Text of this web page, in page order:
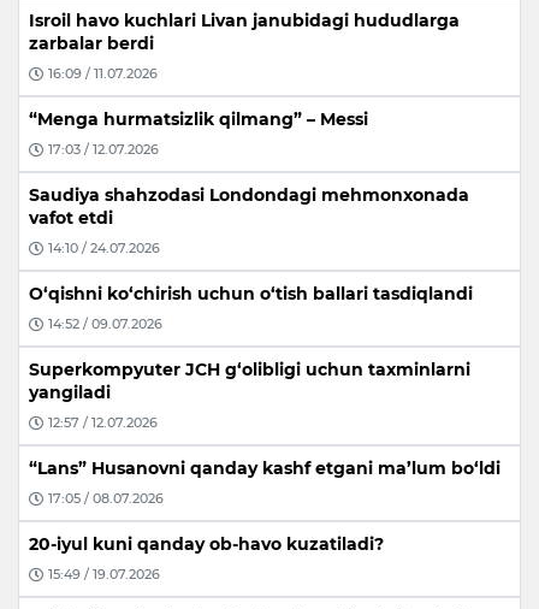
Isroil havo kuchlari Livan janubidagi hududlarga
zarbalar berdi
16:09 / 11.07.2026
“Menga hurmatsizlik qilmang” – Messi
17:03 / 12.07.2026
Saudiya shahzodasi Londondagi mehmonxonada
vafot etdi
14:10 / 24.07.2026
O‘qishni ko‘chirish uchun o‘tish ballari tasdiqlandi
14:52 / 09.07.2026
Superkompyuter JCH g‘olibligi uchun taxminlarni
yangiladi
12:57 / 12.07.2026
“Lans” Husanovni qanday kashf etgani ma’lum bo‘ldi
17:05 / 08.07.2026
20-iyul kuni qanday ob-havo kuzatiladi?
15:49 / 19.07.2026